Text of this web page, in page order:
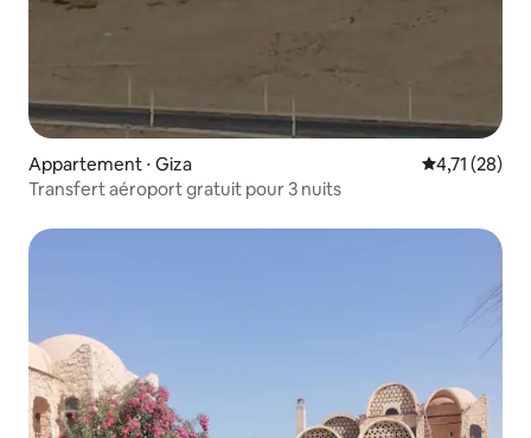
Appartement ⋅ Giza Évaluation
4,71 (28)
Transfert aéroport gratuit pour 3 nuits